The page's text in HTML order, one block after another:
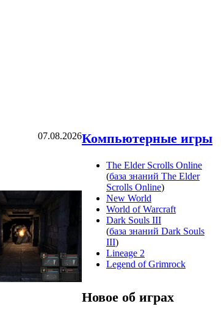
07.08.2026Компьютерные игры
The Elder Scrolls Online
(база знаний The Elder
Scrolls Online)
New World
World of Warcraft
Dark Souls III
(база знаний Dark Souls
III)
Lineage 2
Legend of Grimrock
Новое об играх